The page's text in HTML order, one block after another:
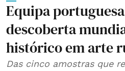
Equipa
descoberta
histórico em arte
Das cinco amostras que